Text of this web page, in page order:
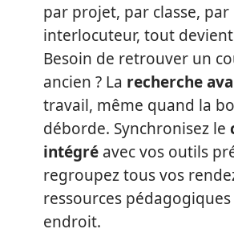
par projet, par classe, par
interlocuteur, tout
Besoin de retrouver un
ancien ? La recherche
travail, même quand la
déborde. Synchronisez le
intégré avec vos outils
regroupez tous vos
ressources
endroit.